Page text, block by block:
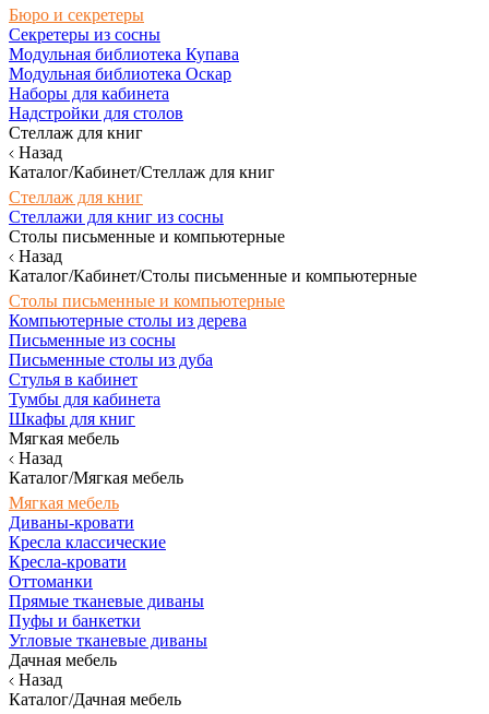
Бюро и секретеры
Секретеры из сосны
Модульная библиотека Купава
Модульная библиотека Оскар
Наборы для кабинета
Надстройки для столов
Стеллаж для книг
Назад
Каталог/Кабинет/Стеллаж для книг
Стеллаж для книг
Стеллажи для книг из сосны
Столы письменные и компьютерные
Назад
Каталог/Кабинет/Столы письменные и компьютерные
Столы письменные и компьютерные
Компьютерные столы из дерева
Письменные из сосны
Письменные столы из дуба
Стулья в кабинет
Тумбы для кабинета
Шкафы для книг
Мягкая мебель
Назад
Каталог/Мягкая мебель
Мягкая мебель
Диваны-кровати
Кресла классические
Кресла-кровати
Оттоманки
Прямые тканевые диваны
Пуфы и банкетки
Угловые тканевые диваны
Дачная мебель
Назад
Каталог/Дачная мебель